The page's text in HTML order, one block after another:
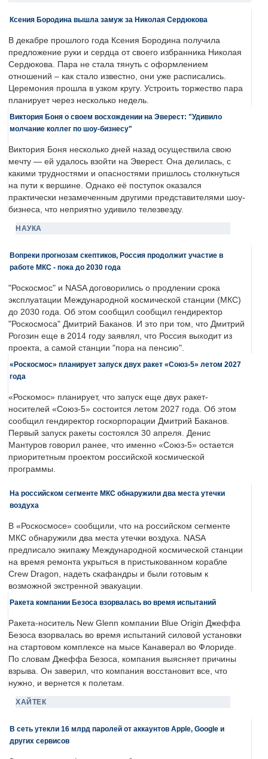
Ксения Бородина вышла замуж за Николая Сердюкова
В декабре прошлого года Ксения Бородина получила
предложение руки и сердца от своего избранника Николая
Сердюкова. Пара не стала тянуть с оформлением
отношений – как стало известно, они уже расписались.
Церемония прошла в узком кругу. Устроить торжество пара
планирует через несколько недель.
Виктория Боня о своем восхождении на Эверест: "Удивило
молчание коллег по шоу-бизнесу"
Виктория Боня несколько дней назад осуществила свою
мечту — ей удалось взойти на Эверест. Она делилась, с
какими трудностями и опасностями пришлось столкнуться
на пути к вершине. Однако её поступок оказался
практически незамеченным другими представителями шоу-
бизнеса, что неприятно удивило телезвезду.
НАУКА
Вопреки прогнозам скептиков, Россия продолжит участие в
работе МКС - пока до 2030 года
"Роскосмос" и NASA договорились о продлении срока
эксплуатации Международной космической станции (МКС)
до 2030 года. Об этом сообщил сообщил гендиректор
"Роскосмоса" Дмитрий Баканов. И это при том, что Дмитрий
Рогозин еще в 2014 году заявлял, что Россия выходит из
проекта, а самой станции "пора на пенсию".
«Роскосмос» планирует запуск двух ракет «Союз-5» летом 2027
года
«Роскомос» планирует, что запуск еще двух ракет-
носителей «Союз-5» состоится летом 2027 года. Об этом
сообщил гендиректор госкорпорации Дмитрий Баканов.
Первый запуск ракеты состоялся 30 апреля. Денис
Мантуров говорил ранее, что именно «Союз-5» остается
приоритетным проектом российской космической
программы.
На российском сегменте МКС обнаружили два места утечки
воздуха
В «Роскосмосе» сообщили, что на российском сегменте
МКС обнаружили два места утечки воздуха. NASA
предписало экипажу Международной космической станции
на время ремонта укрыться в пристыкованном корабле
Crew Dragon, надеть скафандры и были готовым к
возможной экстренной эвакуации.
Ракета компании Безоса взорвалась во время испытаний
Ракета-носитель New Glenn компании Blue Origin Джеффа
Безоса взорвалась во время испытаний силовой установки
на стартовом комплексе на мысе Канаверал во Флориде.
По словам Джеффа Безоса, компания выясняет причины
взрыва. Он заверил, что компания восстановит все, что
нужно, и вернется к полетам.
ХАЙТЕК
В сеть утекли 16 млрд паролей от аккаунтов Apple, Google и
других сервисов